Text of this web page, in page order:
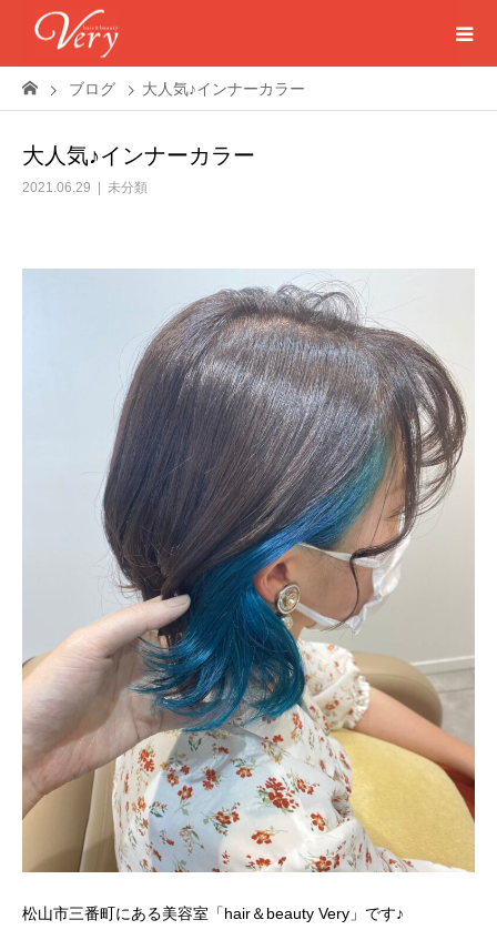
ブログ 大人気♪インナーカラー
大人気♪インナーカラー
2021.06.29 未分類
松山市三番町にある美容室「hair＆beauty Very」です♪